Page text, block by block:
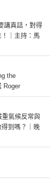
講真話，對得
｜主持：馬
the
Roger
重氣候反常與
到嗎？｜晚